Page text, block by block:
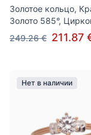
Золотое кольцо,
Золото 585°,
249.26 € 211.87
Нет в наличии